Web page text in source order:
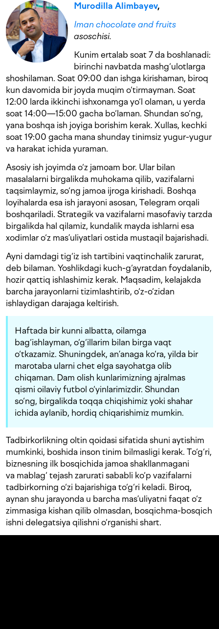
Murodilla Alimbayev,
Iman chocolate and fruits
asoschisi.
Kunim ertalab soat 7 da boshlanadi:
birinchi navbatda mashg‘ulotlarga
shoshilaman. Soat 09:00 dan ishga kirishaman, biroq
kun davomida bir joyda muqim o‘tirmayman. Soat
12:00 larda ikkinchi ishxonamga yo‘l olaman, u yerda
soat14:00—15:00 gacha bo‘laman. Shundan so‘ng,
yana boshqa ish joyiga borishim kerak. Xullas, kechki
soat 19:00 gacha mana shunday tinimsiz yugur-yugur
va harakat ichida yuraman.
Asosiy ish joyimda o‘z jamoam bor. Ular bilan
masalalarni birgalikda muhokama qilib, vazifalarni
taqsimlaymiz, so‘ng jamoa ijroga kirishadi. Boshqa
loyihalarda esa ish jarayoni asosan, Telegram orqali
boshqariladi. Strategik va vazifalarni masofaviy tarzda
birgalikda hal qilamiz, kundalik mayda ishlarni esa
xodimlar o‘z mas’uliyatlari ostida mustaqil bajarishadi.
Ayni damdagi tig‘iz ish tartibini vaqtinchalik zarurat,
deb bilaman. Yoshlikdagi kuch-g‘ayratdan foydalanib,
hozir qattiq ishlashimiz kerak. Maqsadim, kelajakda
barcha jarayonlarni tizimlashtirib, o‘z-o‘zidan
ishlaydigan darajaga keltirish.
Haftada bir kunni albatta, oilamga
bag‘ishlayman, o‘g‘illarim bilan birga vaqt
o‘tkazamiz. Shuningdek, an’anaga ko‘ra, yilda bir
marotaba ularni chet elga sayohatga olib
chiqaman. Dam olish kunlarimizning ajralmas
qismi oilaviy futbol o‘yinlarimizdir. Shundan
so‘ng, birgalikda toqqa chiqishimiz yoki shahar
ichida aylanib, hordiq chiqarishimiz mumkin.
Tadbirkorlikning oltin qoidasi sifatida shuni aytishim
mumkinki, boshida inson tinim bilmasligi kerak. To‘g‘ri,
biznesning ilk bosqichida jamoa shakllanmagani
va mablag‘ tejash zarurati sababli ko‘p vazifalarni
tadbirkorning o‘zi bajarishiga to‘g‘ri keladi. Biroq,
aynan shu jarayonda u barcha mas’uliyatni faqat o‘z
zimmasiga kishan qilib olmasdan, bosqichma-bosqich
ishni delegatsiya qilishni o‘rganishi shart.